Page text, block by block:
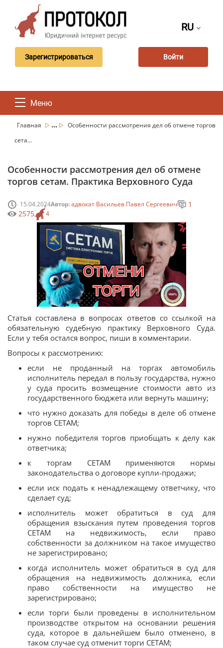
RU
Зарегистрироваться Войти
Меню
Главная ...
Особенности рассмотрения дел об отмене торгов
сета...
Особенности рассмотрения дел об отмене
торгов сетам. Практика Верховного Суда
15.04.2024Автор:адвокат Васильев Павел Сергеевич
4
1
2575
Статья составлена в вопросах ответов со ссылкой на
обязательную судебную практику Верховного Суда.
Если у тебя остался вопрос, пиши в комментарии.
Вопросы к рассмотрению:
если не проданный на торгах автомобиль
исполнитель передал в пользу государства, нужно
у суда просить возмещение стоимости авто из
государственного бюджета или вернуть машину;
что нужно доказать для победы в деле об отмене
торгов СЕТАМ;
нужно победителя торгов приобщать к делу как
ответчика;
к торгам СЕТАМ применяются нормы
законодательства о договоре купли-продажи;
если иск подать к ненадлежащему ответчику, что
сделает суд;
исполнитель может обратиться в суд для
обращения взыскания путем проведения торгов
СЕТАМ на недвижимость, если право
собственности за должником на такое имущество
не зарегистрировано;
когда исполнитель может обратиться в суд для
обращения на недвижимость должника, если
право собственности на имущество не
зарегистрировано;
если торги были проведены в исполнительном
производстве открытом на основании решения
суда, которое в дальнейшем было отменено, в
таком случае суд отменит торги СЕТАМ;